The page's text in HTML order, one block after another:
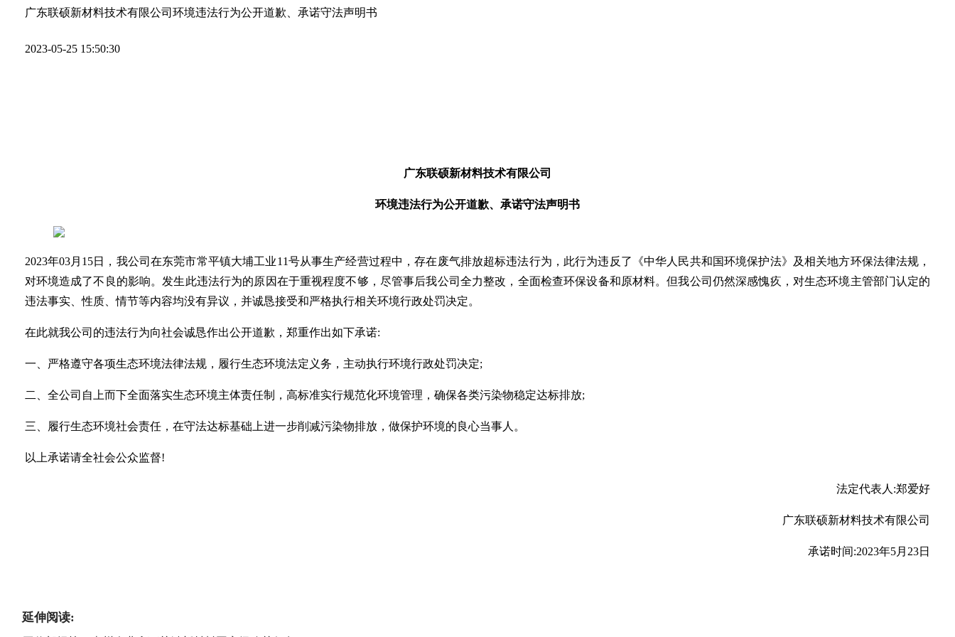
广东联硕新材料技术有限公司环境违法行为公开道歉、承诺守法声明书
2023-05-25 15:50:30
广东联硕新材料技术有限公司
环境违法行为公开道歉、承诺守法声明书
2023年03月15日，我公司在东莞市常平镇大埔工业11号从事生产经营过程中，存在废气排放超标违法行为，此行为违反了《中华人民共和国环境保护法》及相关地方环保法律法规，
对环境造成了不良的影响。发生此违法行为的原因在于重视程度不够，尽管事后我公司全力整改，全面检查环保设备和原材料。但我公司仍然深感愧疚， 对生态环境主管部门认定的
违法事实、性质、情节等内容均没有异议，并诚恳接受和严格执行相关环境行政处罚决定。
在此就我公司的违法行为向社会诚恳作出公开道歉，郑重作出如下承诺:
一、严格遵守各项生态环境法律法规，履行生态环境法定义务，主动执行环境行政处罚决定;
二、全公司自上而下全面落实生态环境主体责任制，高标准实行规范化环境管理，确保各类污染物稳定达标排放;
三、履行生态环境社会责任，在守法达标基础上进一步削减污染物排放，做保护环境的良心当事人。
以上承诺请全社会公众监督!
法定代表人:郑爱好
广东联硕新材料技术有限公司
承诺时间:2023年5月23日
延伸阅读: